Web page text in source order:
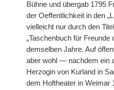
Bühne und übergab 1795
der Oeffentlichkeit in den
vielleicht nur durch den
„Taschenbuch für Freunde
demselben Jahre. Auf
aber wohl — nachdem ein
Herzogin von Kurland in
dem Hoftheater in Weimar